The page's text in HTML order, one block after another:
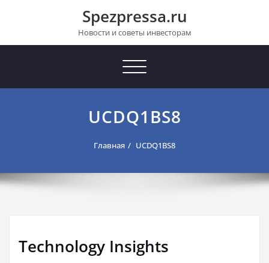
Spezpressa.ru
Новости и советы инвесторам
Toggle
UCDQ1BS8
Главная UCDQ1BS8
Technology Insights